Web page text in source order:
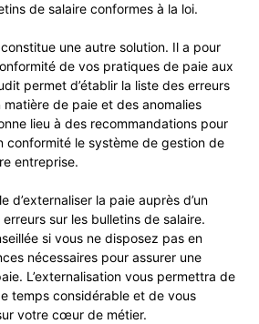
de salaire conformes à la loi.
une autre solution. Il a pour
de vos pratiques de paie aux
permet d’établir la liste des erreurs
de paie et des anomalies
lieu à des recommandations pour
conformité le système de gestion de
entreprise.
d’externaliser la paie auprès d’un
sur les bulletins de salaire.
si vous ne disposez pas en
nécessaires pour assurer une
L’externalisation vous permettra de
temps considérable et de vous
votre cœur de métier.